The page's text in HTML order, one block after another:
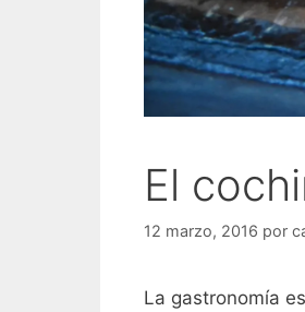
El
12 marzo, 2016 por
La gastronomía